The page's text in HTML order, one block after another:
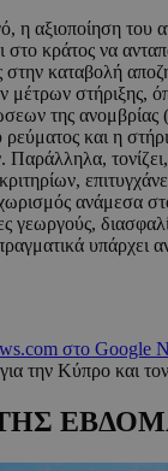
η αξιοποίηση του
στο κράτος να
στην καταβολή
μέτρων στήριξης,
της
και η
Παράλληλα,
ανάμεσα
γεωργούς,
υπάρχει
στο Google
για την Κύπρο και